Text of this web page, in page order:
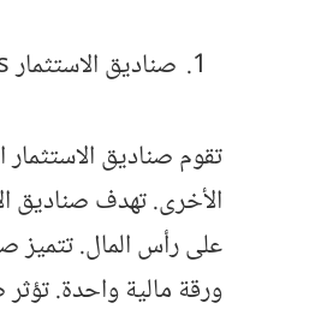
صناديق الاستثمار Mutual Funds
تقوم صناديق
الأخرى. تهدف صناديق
على رأس المال. تتميز
ورقة مالية واحدة.